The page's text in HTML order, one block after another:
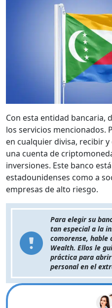
Con esta entidad bancaria,
los servicios mencionados.
en cualquier divisa, recibir
una cuenta de
inversiones. Este banco
estadounidenses como a
empresas de alto riesgo.
Para elegir su
tan especial a la
comorense, hable
Wealth. Ellos le
práctica para
personal en el